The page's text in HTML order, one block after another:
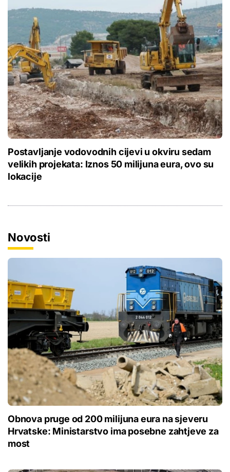
Postavljanje vodovodnih cijevi u okviru sedam
velikih projekata: Iznos 50 milijuna eura, ovo su
lokacije
Novosti
Obnova pruge od 200 milijuna eura na sjeveru
Hrvatske: Ministarstvo ima posebne zahtjeve za
most